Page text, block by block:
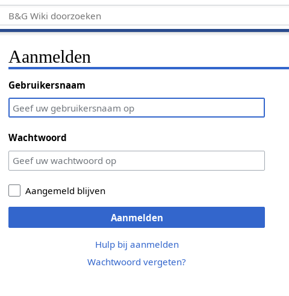
Aanmelden
Gebruikersnaam
Wachtwoord
Aangemeld blijven
Aanmelden
Hulp bij aanmelden
Wachtwoord vergeten?